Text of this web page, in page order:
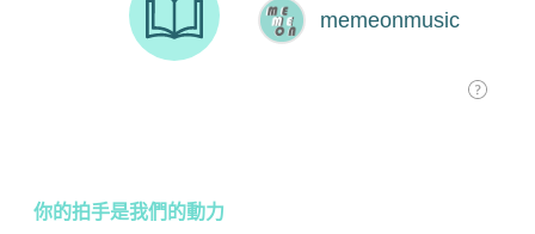
你的拍手是我們的動力